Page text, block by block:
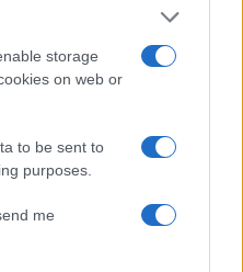
storage
on web or
to be sent to
purposes.
me
app, mappe offline e